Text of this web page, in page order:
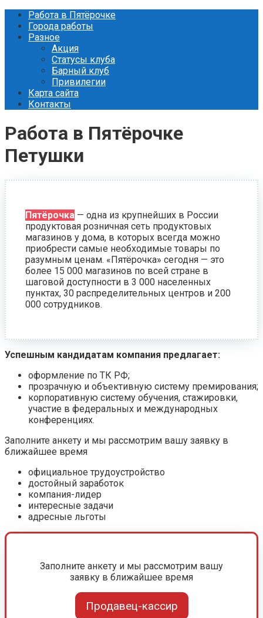
Перейти
контенту
Работа в Пятёрочке
Города работы
Разное
Акция
Статусы клуба
Барный клуб
Привилегии
Карта сайта
Контакты
Работа в Пятёрочке
Петушки
Пятёрочка — одна из крупнейших в России
продуктовая розничная сеть продуктовых
магазинов у дома, в которых всегда можно
приобрести самые необходимые товары по
разумным ценам. «Пятёрочка» сегодня — это
более 15 000 магазинов по всей стране в
шаговой доступности в 3 000 населенных
пунктах, 30 распределительных центров и 200
000 сотрудников.
Успешным кандидатам компания предлагает:
оформление по ТК РФ;
прозрачную и объективную систему премирования;
корпоративную систему обучения, стажировки,
участие в федеральных и международных
конференциях.
Заполните анкету и мы рассмотрим вашу заявку в
ближайшее время
официальное трудоустройство
достойный заработок
компания-лидер
интересные задачи
адресные льготы
Заполните анкету и мы рассмотрим вашу
заявку в ближайшее время
Продавец-кассир